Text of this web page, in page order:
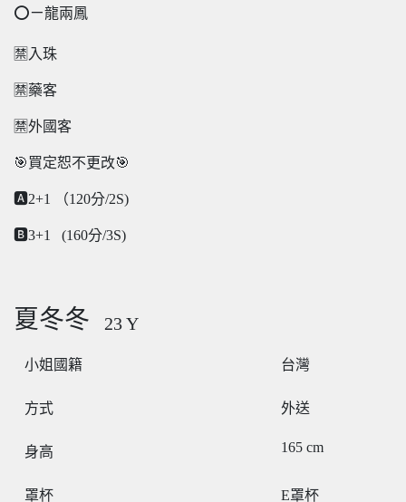
⭕️ㄧ龍兩鳳
🈲️入珠
🈲️藥客
🈲️外國客
🎯買定恕不更改🎯
🅰️2+1 （120分/2S)
🅱️3+1 (160分/3S)
夏冬冬 23Y
小姐國籍 台灣
方式 外送
身高 165 cm
罩杯 E罩杯